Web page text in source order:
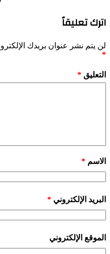
اترك تعليقاً
لن يتم نشر عنوان بريدك
*
التعليق *
الاسم *
البريد الإلكتروني *
الموقع الإلكتروني